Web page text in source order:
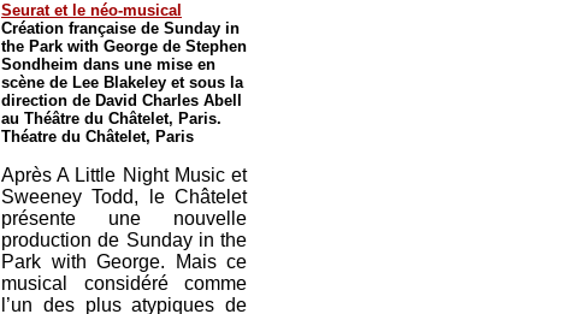
Seurat et le néo-musical
Création française de Sunday in
the Park with George de Stephen
Sondheim dans une mise en
scène de Lee Blakeley et sous la
direction de David Charles Abell
au Théâtre du Châtelet, Paris.
Théatre du Châtelet, Paris
Après A Little Night Music et
Sweeney Todd, le Châtelet
présente une nouvelle
production de Sunday in the
Park with George. Mais ce
musical considéré comme
l’un des plus atypiques de